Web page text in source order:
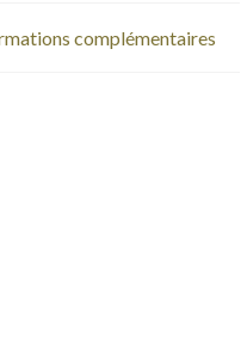
complémentaires